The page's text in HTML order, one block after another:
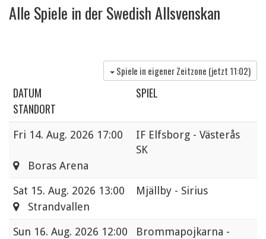
Alle Spiele in der Swedish Allsvenskan
Spiele in eigener Zeitzone (jetzt 11:02)
DATUM
SPIEL
STANDORT
Fri 14. Aug. 2026 17:00
IF Elfsborg - Västerås
SK
Boras Arena
Sat 15. Aug. 2026 13:00
Mjällby - Sirius
Strandvallen
Sun 16. Aug. 2026 12:00
Brommapojkarna -